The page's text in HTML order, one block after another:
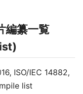
編纂一覧
ISO/IEC 14882,
list